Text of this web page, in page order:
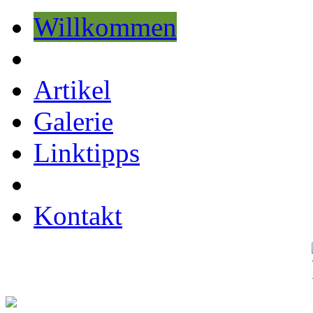
Willkommen
Artikel
Galerie
Linktipps
Kontakt